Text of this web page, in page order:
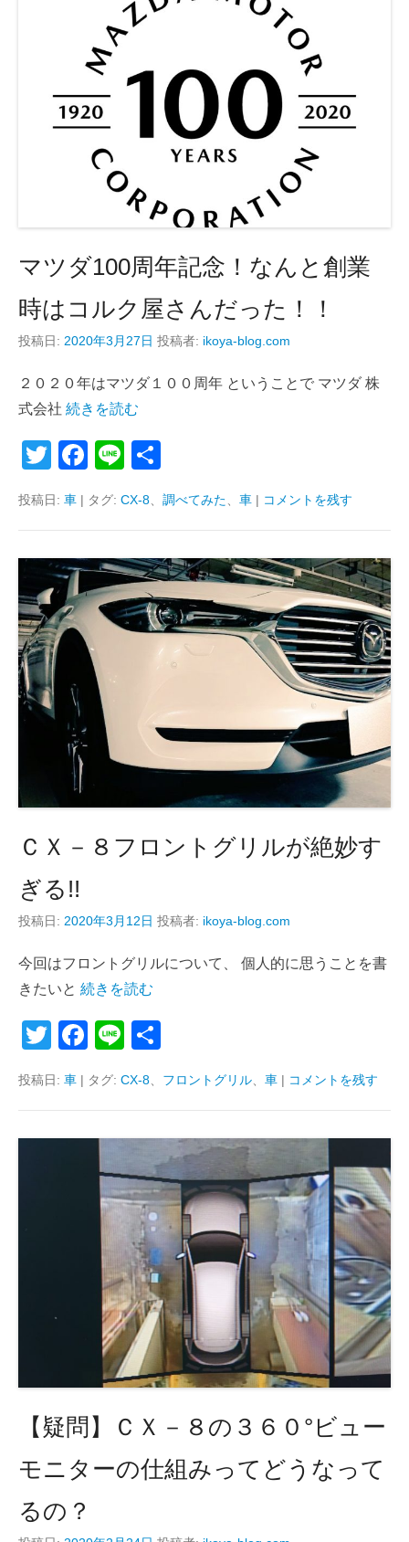
o
k
マツダ100周年記念！なんと創業
時はコルク屋さんだった！！
投稿日: 2020年3月27日 投稿者: ikoya-blog.com
２０２０年はマツダ１００周年 ということで マツダ 株
式会社 続きを読む
T
tt
F
c
b
o
k
Li
e
投稿日: 車 | タグ: CX-8 調べてみた 車 | コメントを残す
ＣＸ－８フロントグリルが絶妙す
ぎる!!
投稿日: 2020年3月12日 投稿者: ikoya-blog.com
今回はフロントグリルについて、 個人的に思うことを書
きたいと 続きを読む
T
tt
F
c
b
o
o
k
Li
e
投稿日: 車 | タグ: CX-8 フロントグリル 車 | コメントを残す
【疑問】ＣＸ－８の３６０°ビュー
モニターの仕組みってどうなって
るの？